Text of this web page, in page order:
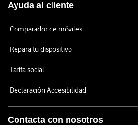
Ayuda al cliente
Comparador de móviles
Repara tu dispositivo
Tarifa social
Declaración Accesibilidad
Contacta con nosotros